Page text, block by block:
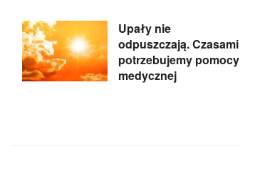
Upały nie
odpuszczają. Czasami
potrzebujemy pomocy
medycznej